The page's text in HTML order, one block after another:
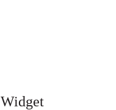
Widget